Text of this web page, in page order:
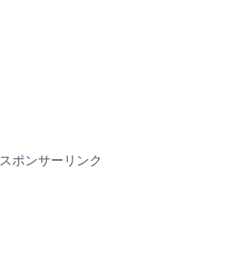
スポンサーリンク